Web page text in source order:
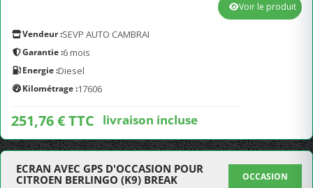
Vendeur :SEVP AUTO CAMBRAI
Garantie :6 mois
Energie :Diesel
Kilométrage :17606
251,76 € TTC livraison incluse
Voir le produit
ECRAN AVEC GPS D'OCCASION POUR
CITROEN BERLINGO (K9) BREAK
OCCASION